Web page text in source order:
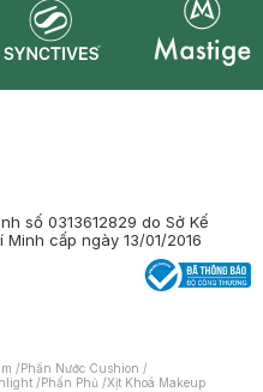
số 0313612829 do Sở Kế
cấp ngày 13/01/2016
/Phấn Nước Cushion /
/Phấn Phủ /Xịt Khoá Makeup